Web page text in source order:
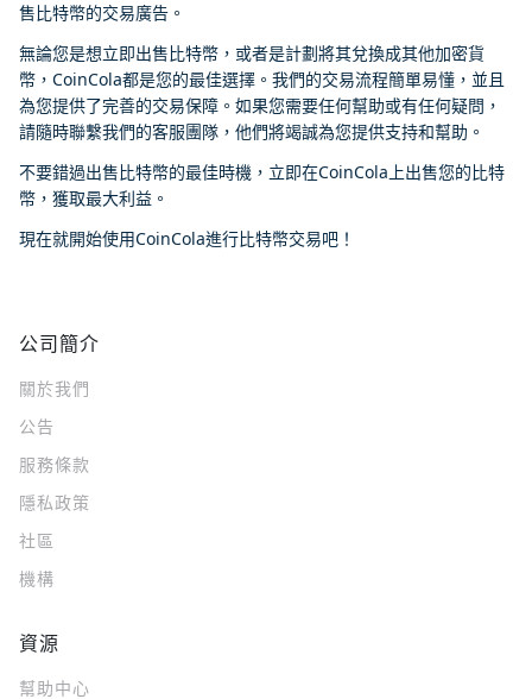
售比特幣的交易廣告。
無論您是想立即出售比特幣，或者是計劃將其兌換成其他加密貨
幣，CoinCola都是您的最佳選擇。我們的交易流程簡單易懂，並且
為您提供了完善的交易保障。如果您需要任何幫助或有任何疑問，
請隨時聯繫我們的客服團隊，他們將竭誠為您提供支持和幫助。
不要錯過出售比特幣的最佳時機，立即在CoinCola上出售您的比特
幣，獲取最大利益。
現在就開始使用CoinCola進行比特幣交易吧！
公司簡介
關於我們
公告
服務條款
隱私政策
社區
機構
資源
幫助中心